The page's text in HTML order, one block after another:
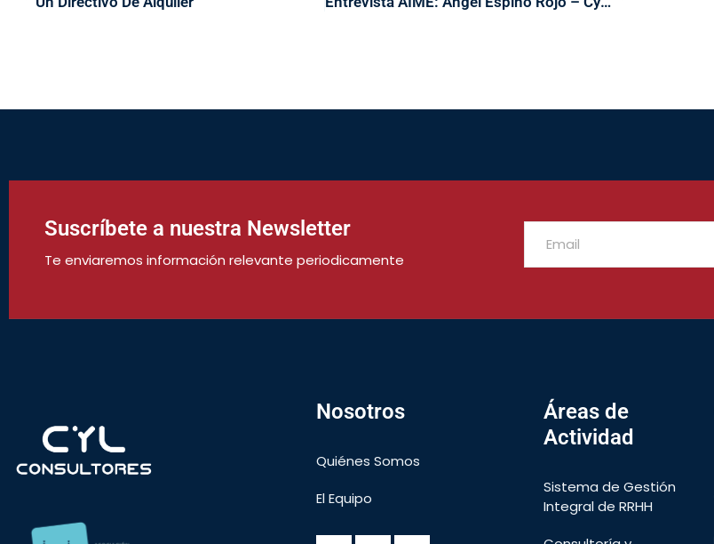
Suscríbete a nuestra Newsletter
Te enviaremos información relevante periodicamente
Nosotros
Quiénes Somos
El Equipo
Áreas de
Actividad
Sistema de Gestión
Integral de RRHH